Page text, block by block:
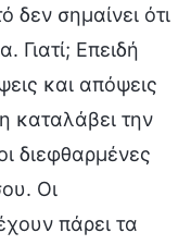
δεν σημαίνει ότι
Γιατί; Επειδή
και απόψεις
καταλάβει την
διεφθαρμένες
Οι
πάρει τα